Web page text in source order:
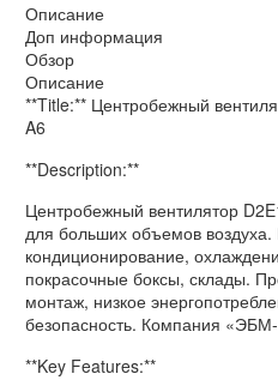
Описание
Доп информация
Обзор
Описание
**Title:** Центробежный
A6
**Description:**
Центробежный вентилятор
для больших объемов
кондиционирование,
покрасочные боксы, склады.
монтаж, низкое
безопасность. Компания
**Key Features:**